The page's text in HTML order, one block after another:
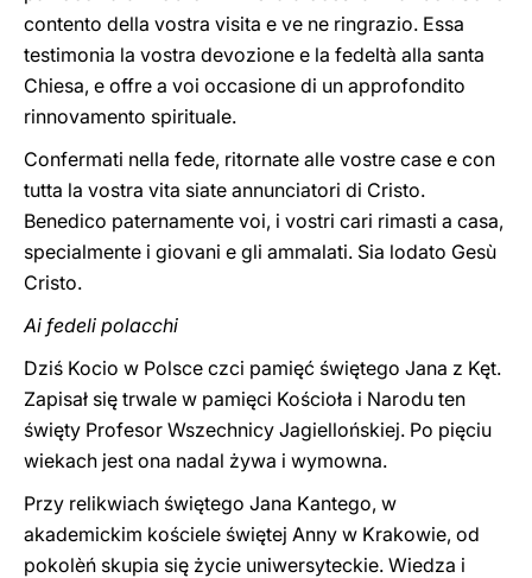
contento della vostra visita e ve ne ringrazio. Essa
testimonia la vostra devozione e la fedeltà alla santa
Chiesa, e offre a voi occasione di un approfondito
rinnovamento spirituale.
Confermati nella fede, ritornate alle vostre case e con
tutta la vostra vita siate annunciatori di Cristo.
Benedico paternamente voi, i vostri cari rimasti a casa,
specialmente i giovani e gli ammalati. Sia lodato Gesù
Cristo.
Ai fedeli polacchi
Dziś Kocio w Polsce czci pamięć świętego Jana z Kęt.
Zapisał się trwale w pamięci Kościoła i Narodu ten
święty Profesor Wszechnicy Jagiellońskiej. Po pięciu
wiekach jest ona nadal żywa i wymowna.
Przy relikwiach świętego Jana Kantego, w
akademickim kościele świętej Anny w Krakowie, od
pokolèń skupia się życie uniwersyteckie. Wiedza i